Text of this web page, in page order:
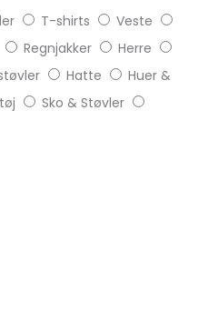
T-shirts
Veste
Regnjakker
Herre
Hatte
Huer &
Sko & Støvler